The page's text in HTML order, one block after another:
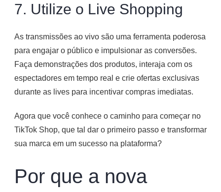
7. Utilize o Live Shopping
As transmissões ao vivo são uma ferramenta poderosa
para engajar o público e impulsionar as conversões.
Faça demonstrações dos produtos, interaja com os
espectadores em tempo real e crie ofertas exclusivas
durante as lives para incentivar compras imediatas.
Agora que você conhece o caminho para começar no
TikTok Shop, que tal dar o primeiro passo e transformar
sua marca em um sucesso na plataforma?
Por que a nova